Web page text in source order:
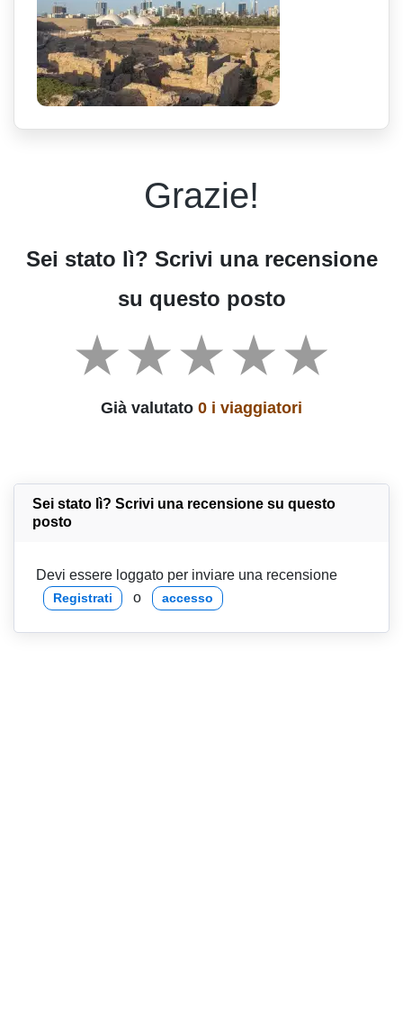
Grazie!
Sei stato lì? Scrivi una recensione
su questo posto
Già valutato 0 i viaggiatori
Sei stato lì? Scrivi una recensione su questo
posto
Devi essere loggato per inviare una recensione
Registrati o accesso